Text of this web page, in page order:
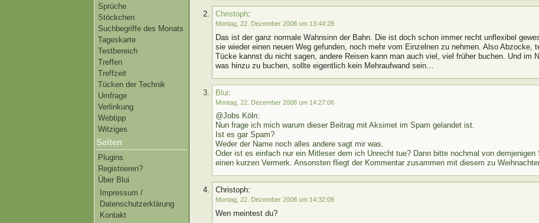
Sprüche
Stöckchen
Suchbegriffe des Monats
Tageskarte
Testbereich
Treffen
Treffzeit
Tücken der Technik
Umfrage
Verlinkung
Webtipp
Witziges
Seiten
Plugins
Registrieren?
Über Blui
Impressum /
Datenschutzerklärung
Kontakt
Christoph:
Montag, 22. Dezember 2008 um 13:44:28
Das ist der ganz normale Wahnsinn der Bahn. Die ist doch schon immer recht unflexibel
sie wieder einen neuen Weg gefunden, noch mehr vom Einzelnen zu nehmen. Also Abzocke,
Tücke kannst du nicht sagen, andere Reisen kann man auch viel, viel früher buchen. Und im
was hinzu zu buchen, sollte eigentlich kein Mehraufwand sein…
Blui:
Montag, 22. Dezember 2008 um 14:27:06
@Jobs Köln:
Nun frage ich mich warum dieser Beitrag mit Aksimet im Spam gelandet ist.
Ist es gar Spam?
Weder der Name noch alles andere sagt mir was.
Oder ist es einfach nur ein Mitleser dem ich Unrecht tue? Dann bitte nochmal von demjenigen
einen kurzen Vermerk. Ansonsten fliegt der Kommentar zusammen mit diesem zu
Christoph:
Montag, 22. Dezember 2008 um 14:32:08
Wen meintest du?